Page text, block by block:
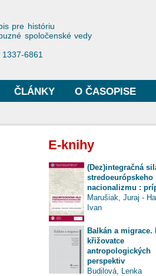
Historiae
pre históriu
spoločenské vedy
1337-6861
ČLÁNKY O ČASOPISE
E-knihy
(Dez)integračná
stredoeurópskeho
nacionalizmu :
Marušiak, Juraj -
Ivan
Balkán a migrace.
křižovatce
antropologických
perspektiv
Budilová, Lenka